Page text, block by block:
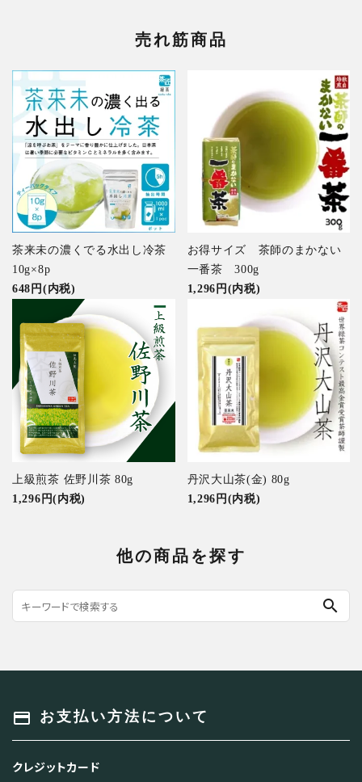
売れ筋商品
茶来未の濃くでる水出し冷茶
10g×8p
648円(内税)
お得サイズ 茶師のまかない
一番茶 300g
1,296円(内税)
上級煎茶 佐野川茶 80g
1,296円(内税)
丹沢大山茶(金) 80g
1,296円(内税)
他の商品を探す
search
payment お支払い方法について
クレジットカード